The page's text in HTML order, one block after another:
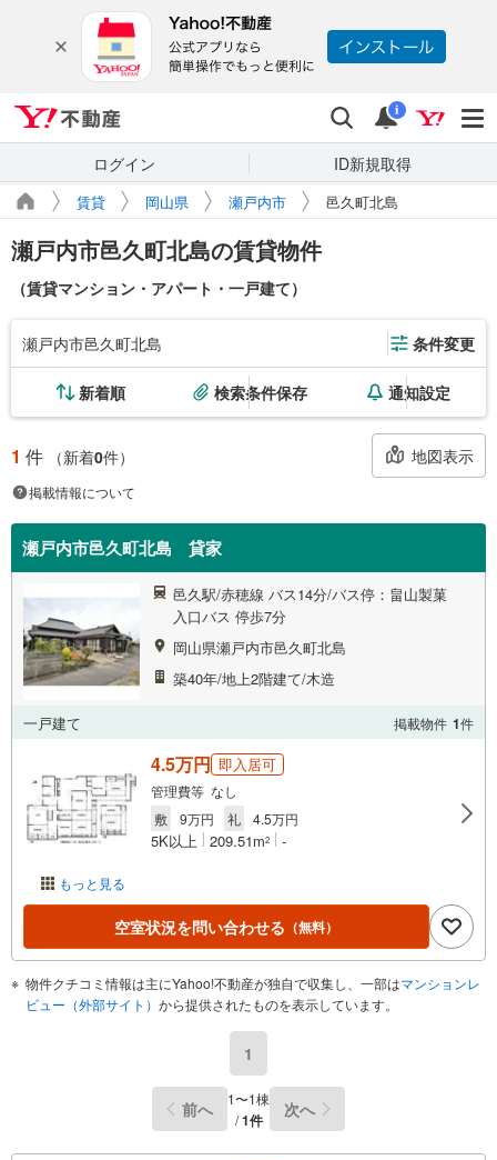
検索 通知
i
ログイン ID新規取得
賃貸 岡山県 瀬戸内市 邑久町北島
瀬戸内市邑久町北島の賃貸物件
（賃貸マンション・アパート・一戸建て）
瀬戸内市邑久町北島 条件変更
新着順 検索条件保存 通知設定
1 件 （新着0件） 地図表示
掲載情報について
瀬戸内市邑久町北島 貸家
邑久駅/赤穂線 バス14分/バス停：畠山製菓
入口バス 停歩7分
岡山県瀬戸内市邑久町北島
築40年/地上2階建て/木造
一戸建て 掲載物件 1件
もっと見る
4.5万円 即入居可
管理費等 なし
敷
9万円 礼 4.5万円
5K以上 209.51m2 -
空室状況を問い合わせる （無料）
物件クチコミ情報は主にYahoo!不動産が独自で収集し、一部はマンションレ
ビュー（外部サイト） から提供されたものを表示しています。
1
前へ
1〜1棟
/1件 次へ